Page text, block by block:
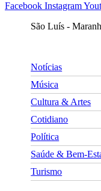
Facebook Instagram
São Luís -
Notícias
Música
Cultura & Artes
Cotidiano
Política
Saúde & Bem-
Turismo